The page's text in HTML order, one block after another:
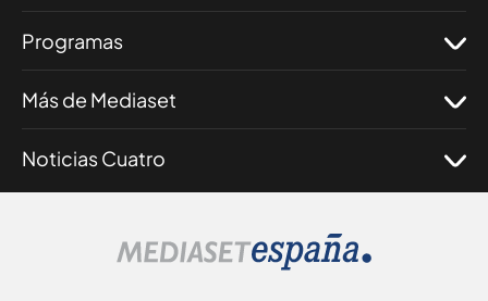
Programas
Más de Mediaset
Noticias Cuatro